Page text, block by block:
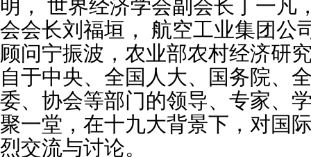
明 ，
世界经济学会副会长丁一凡
会会长刘福垣， 航空工业集团公
顾问宁振波，农业部农村经济研
自于中央、全国人大、国务院、
委、协会等部门的领导、专家、
聚一堂， 在十九大背景下，对国
烈交流与讨论。